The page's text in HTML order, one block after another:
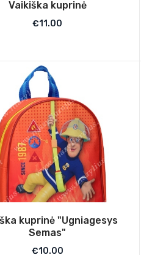
Vaikiška kuprinė
€11.00
kuprinė "Ugniagesys
Semas"
€10.00